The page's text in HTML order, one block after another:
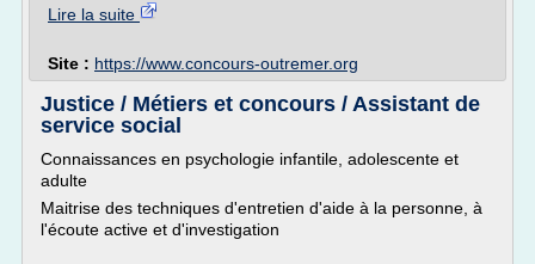
Lire la suite
Site : https://www.concours-outremer.org
Justice / Métiers et concours / Assistant de
service social
Connaissances en psychologie infantile, adolescente et
adulte
Maitrise des techniques d'entretien d'aide à la personne, à
l'écoute active et d'investigation